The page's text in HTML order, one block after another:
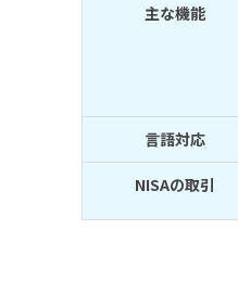
主な機能
言語対応
NISAの取引